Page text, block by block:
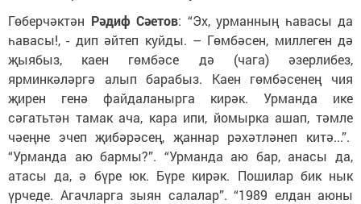
Гөберчәктән Рәдиф Сәетов: “Эх, урманның һавасы да
һавасы!, - дип әйтеп куйды. – Гөмбәсен, миллеген дә
җыябыз, каен гөмбәсе дә (чага) әзерлибез,
ярминкәләргә алып барабыз. Каен гөмбәсенең чия
җирен генә файдаланырга кирәк. Урманда ике
сәгатьтән тамак ача, кара ипи, йомырка ашап, тәмле
чәеңне эчеп җибәрәсең, җаннар рәхәтләнеп китә...”.
“Урманда аю бармы?”. “Урманда аю бар, анасы да,
атасы да, ә бүре юк. Бүре кирәк. Пошилар бик нык
үрчеде. Агачларга зыян салалар”. “1989 елдан аюны